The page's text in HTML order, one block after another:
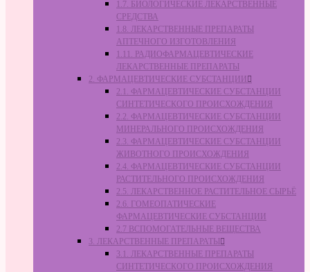
1.7. БИОЛОГИЧЕСКИЕ ЛЕКАРСТВЕННЫЕ
СРЕДСТВА
1.8. ЛЕКАРСТВЕННЫЕ ПРЕПАРАТЫ
АПТЕЧНОГО ИЗГОТОВЛЕНИЯ
1.11. РАДИОФАРМАЦЕВТИЧЕСКИЕ
ЛЕКАРСТВЕННЫЕ ПРЕПАРАТЫ
2. ФАРМАЦЕВТИЧЕСКИЕ СУБСТАНЦИИ
2.1. ФАРМАЦЕВТИЧЕСКИЕ СУБСТАНЦИИ
СИНТЕТИЧЕСКОГО ПРОИСХОЖДЕНИЯ
2.2. ФАРМАЦЕВТИЧЕСКИЕ СУБСТАНЦИИ
МИНЕРАЛЬНОГО ПРОИСХОЖДЕНИЯ
2.3. ФАРМАЦЕВТИЧЕСКИЕ СУБСТАНЦИИ
ЖИВОТНОГО ПРОИСХОЖДЕНИЯ
2.4. ФАРМАЦЕВТИЧЕСКИЕ СУБСТАНЦИИ
РАСТИТЕЛЬНОГО ПРОИСХОЖДЕНИЯ
2.5. ЛЕКАРСТВЕННОЕ РАСТИТЕЛЬНОЕ СЫРЬЁ
2.6. ГОМЕОПАТИЧЕСКИЕ
ФАРМАЦЕВТИЧЕСКИЕ СУБСТАНЦИИ
2.7 ВСПОМОГАТЕЛЬНЫЕ ВЕЩЕСТВА
3. ЛЕКАРСТВЕННЫЕ ПРЕПАРАТЫ
3.1. ЛЕКАРСТВЕННЫЕ ПРЕПАРАТЫ
СИНТЕТИЧЕСКОГО ПРОИСХОЖДЕНИЯ